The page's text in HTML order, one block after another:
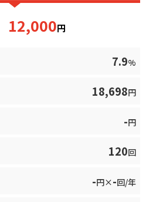
12,000円
7.9%
18,698円
-円
120回
-円×-回/年